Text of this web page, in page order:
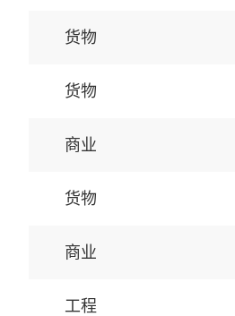
货物
货物
商业
货物
商业
工程